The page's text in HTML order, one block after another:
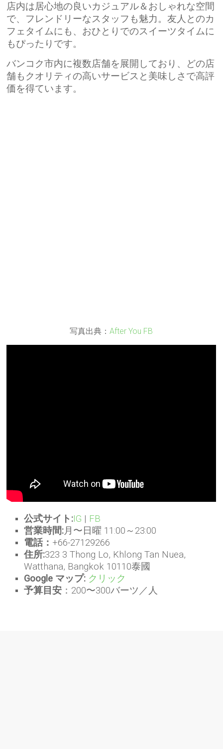
店内は居心地の良いカジュアル＆おしゃれな空間
で、フレンドリーなスタッフも魅力。友人とのカ
フェタイムにも、おひとりでのスイーツタイムに
もぴったりです。
バンコク市内に複数店舗を展開しており、どの店
舗もクオリティの高いサービスと美味しさで高評
価を得ています。
写真出典：After You FB
公式サイト:IG | FB
営業時間:月〜日曜 11:00～23:00
電話： +66-27129266
住所:323 3 Thong Lo, Khlong Tan Nuea,
Watthana, Bangkok 10110泰國
Google マップ: クリック
予算目安 ：200〜300バーツ／人